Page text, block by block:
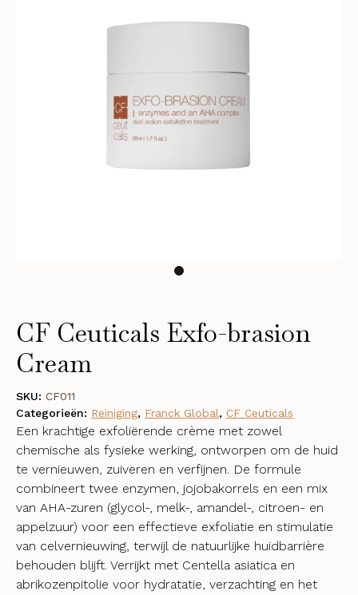
CF Ceuticals Exfo-brasion
Cream
Een krachtige exfoliërende crème met zowel
chemische als fysieke werking, ontworpen om de huid
te vernieuwen, zuiveren en verfijnen. De formule
combineert twee enzymen, jojobakorrels en een mix
van AHA-zuren (glycol-, melk-, amandel-, citroen- en
appelzuur) voor een effectieve exfoliatie en stimulatie
van celvernieuwing, terwijl de natuurlijke huidbarrière
behouden blijft. Verrijkt met Centella asiatica en
abrikozenpitolie voor hydratatie, verzachting en het
SKU: CF011
Categorieën: Reiniging, Franck Global, CF Ceuticals